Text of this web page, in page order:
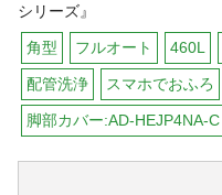
シリーズ』
角型 フルオート 460L
配管洗浄 スマホでおふろ
脚部カバー:AD-HEJP4NA-C